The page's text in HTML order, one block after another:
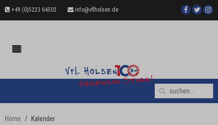
+49 (0)5223 64502 info@vflholsen.de
Home Kalender